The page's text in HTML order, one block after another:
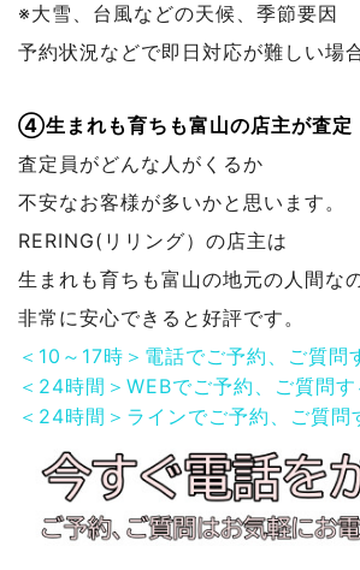
※大雪、台風などの天候、季節要因
予約状況などで即日対応が難しい場
④生まれも育ちも富山の店主が査定
査定員がどんな人がくるか
不安なお客様が多いかと思います。
RERING(リリング）の店主は
生まれも育ちも富山の地元の人間な
非常に安心できると好評です。
＜10～17時＞電話でご予約、ご質問
＜24時間＞WEBでご予約、ご質問す
＜24時間＞ラインでご予約、ご質問